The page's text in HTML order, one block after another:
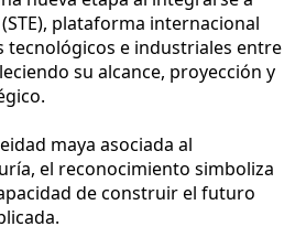
plataforma internacional
tecnológicos e industriales entre
su alcance, proyección y
maya asociada al
el reconocimiento simboliza
de construir el futuro